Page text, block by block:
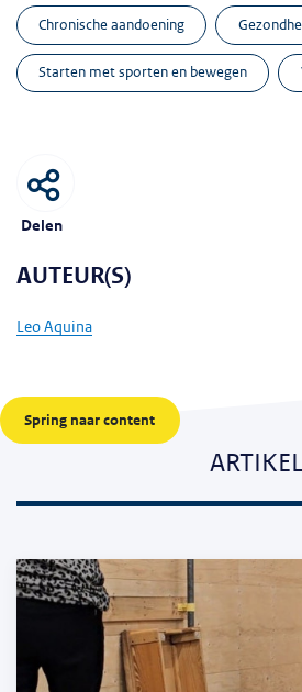
Spring naar content
chronische aandoening
starten met sporten en bewegen
Delen
AUTEUR(S)
Leo Aquina